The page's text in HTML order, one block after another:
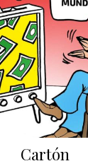
Cartón